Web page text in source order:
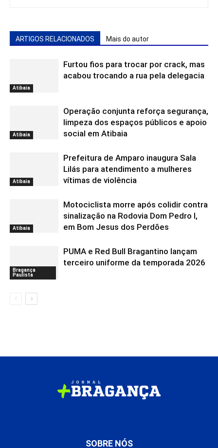
ARTIGOS RELACIONADOS Mais do autor
Atibaia
Furtou fios para trocar por crack, mas
acabou trocando a rua pela delegacia
Atibaia
Operação conjunta reforça segurança,
limpeza dos espaços públicos e apoio
social em Atibaia
Atibaia
Prefeitura de Amparo inaugura Sala
Lilás para atendimento a mulheres
vítimas de violência
Atibaia
Motociclista morre após colidir contra
sinalização na Rodovia Dom Pedro I,
em Bom Jesus dos Perdões
Bragança
Paulista
PUMA e Red Bull Bragantino lançam
terceiro uniforme da temporada 2026
SOBRE NÓS